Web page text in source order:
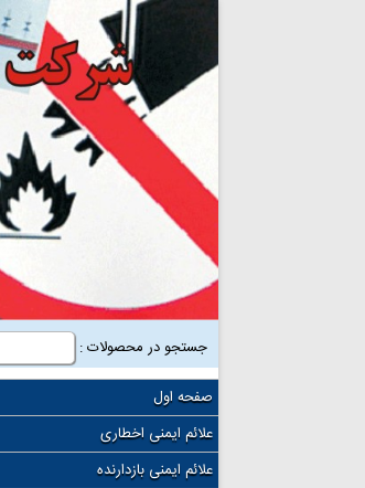
جستجو در محصولات :
صفحه اول
علائم ایمنی اخطاری
علائم ایمنی بازدارنده